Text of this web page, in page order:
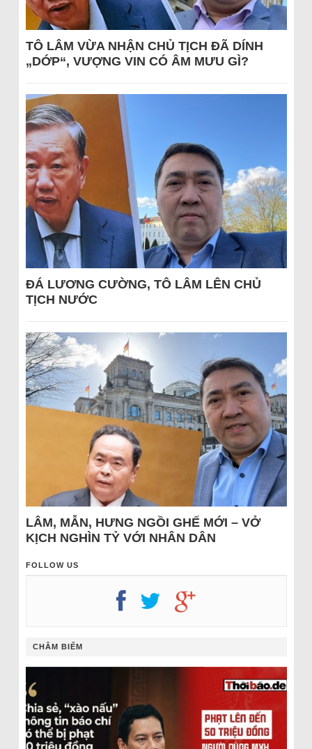
TÔ LÂM VỪA NHẬN CHỦ TỊCH ĐÃ DÍNH
„DỚP“, VƯỢNG VIN CÓ ÂM MƯU GÌ?
ĐÁ LƯƠNG CƯỜNG, TÔ LÂM LÊN CHỦ
TỊCH NƯỚC
LÂM, MẪN, HƯNG NGỒI GHẾ MỚI – VỞ
KỊCH NGHÌN TỶ VỚI NHÂN DÂN
FOLLOW US
CHÂM BIẾM